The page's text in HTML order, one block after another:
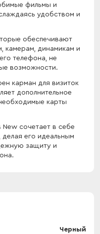
фильмы и
удобством и
обеспечивают
камерам, динамикам и
телефона, не
возможности.
карман для визиток
дополнительное
карты
сочетает в себе
делая его идеальным
защиту и
Черный